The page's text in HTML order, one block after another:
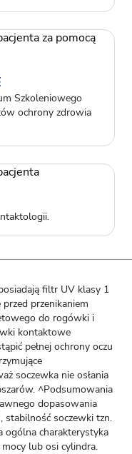
Szkoleniowego
ochrony zdrowia
filtr UV klasy 1
przenikaniem
do rogówki i
kontaktowe
pełnej ochrony oczu
soczewka nie osłania
^Podsumowania
dopasowania
stabilność soczewki tzn.
ogólna charakterystyka
lub osi cylindra.